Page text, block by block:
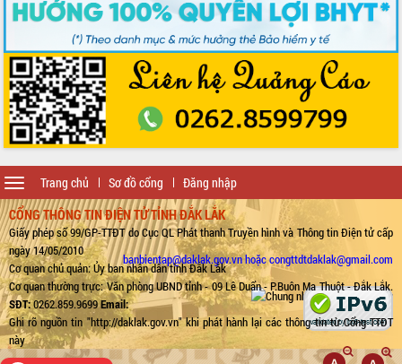
Trang chủ Sơ đồ cổng Đăng nhập
Toggle
navigation
CỔNG THÔNG TIN ĐIỆN TỬ TỈNH ĐẮK LẮK
Giấy phép số 99/GP-TTĐT do Cục QL Phát thanh Truyền hình và Thông tin Điện tử cấp
ngày 14/05/2010
Cơ quan chủ quản: Ủy ban nhân dân tỉnh Đắk Lắk
Cơ quan thường trực: Văn phòng UBND tỉnh - 09 Lê Duẩn - P.Buôn Ma Thuột - Đắk Lắk.
SĐT:0262.859.9699Email:
banbientap@daklak.gov.vn hoặc congttdtdaklak@gmail.com
Ghi rõ nguồn tin "http://daklak.gov.vn" khi phát hành lại các thông tin từ Cổng TTĐT
này